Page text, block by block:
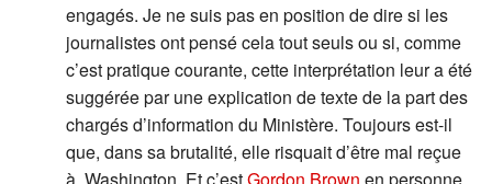
engagés. Je ne suis pas en position de dire si les
journalistes ont pensé cela tout seuls ou si, comme
c’est pratique courante, cette interprétation leur a été
suggérée par une explication de texte de la part des
chargés d’information du Ministère. Toujours est-il
que, dans sa brutalité, elle risquait d’être mal reçue
à Washington. Et c’estGordon Brown en personne